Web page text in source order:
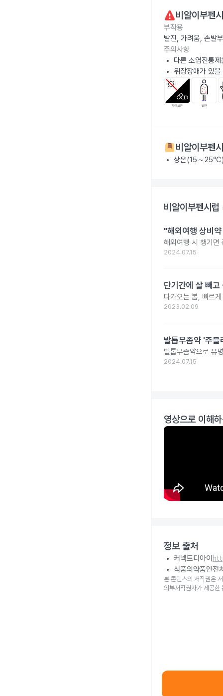
비알이부펜
부작용
발진, 가려움, 손발
주의사항
다른 소염진통
위장장애가 있
비알이부펜
상온(15～25℃)
비알이부펜시
"해외여행 상비
해외여행 시 챙기면
2024.07.15
단기간에 살 빼
다가오는 봄, 빠르
2023.02.09
발톱무좀약 '주
발톱무좀약으로 유
2024.07.15
영상으로 이해
정보 출처
커넥트디아이
식품의약품안전
본 콘텐츠의 저작권은
외부저작권자가 제공한